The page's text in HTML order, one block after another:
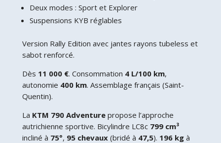
Deux modes : Sport et Explorer
Suspensions KYB réglables
Version Rally Edition avec jantes rayons tubeless et
sabot renforcé.
Dès 11 000 €. Consommation 4 L/100 km,
autonomie 400 km. Assemblage français (Saint-
Quentin).
La KTM 790 Adventurepropose l’approche
autrichienne sportive. Bicylindre LC8c 799 cm³
incliné à 75°, 95 chevaux(bridé à 47,5). 196 kgà